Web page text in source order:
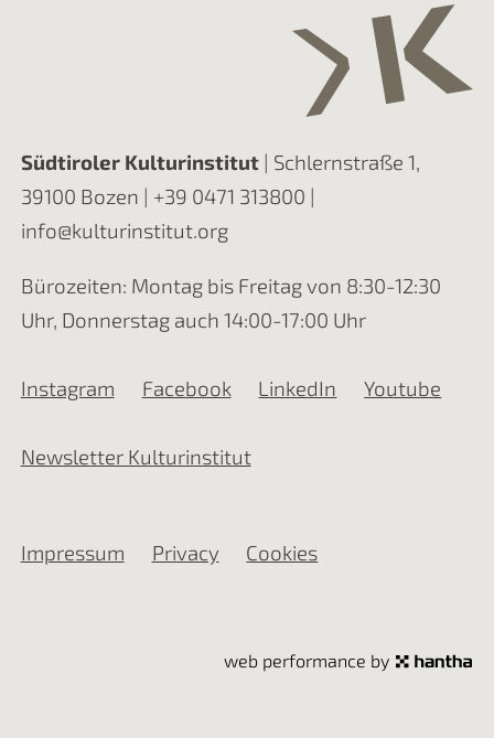
Südtiroler Kulturinstitut| Schlernstraße 1,
39100 Bozen | +39 0471 313800 |
info@kulturinstitut.org
Bürozeiten: Montag bis Freitag von 8:30-12:30
Uhr, Donnerstag auch 14:00-17:00 Uhr
Instagram Facebook LinkedIn Youtube
Newsletter Kulturinstitut
Impressum Privacy Cookies
web performance by